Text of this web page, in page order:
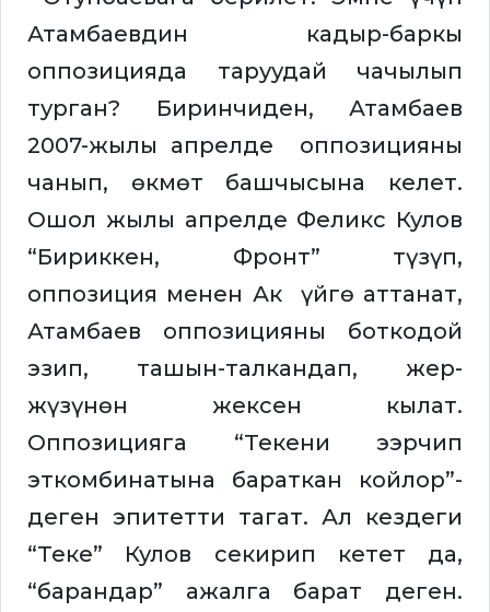
Атамбаевдин кадыр-баркы
оппозицияда таруудай чачылып
турган? Биринчиден, Атамбаев
2007-жылы апрелде оппозицияны
чанып, өкмөт башчысына келет.
Ошол жылы апрелде Феликс Кулов
“Бириккен, Фронт” түзүп,
оппозиция менен Ак үйгө аттанат,
Атамбаев оппозицияны боткодой
эзип, ташын-талкандап, жер-
жүзүнөн жексен кылат.
Оппозицияга “Текени ээрчип
эткомбинатына бараткан койлор”-
деген эпитетти тагат. Ал кездеги
“Теке” Кулов секирип кетет да,
“барандар” ажалга барат деген.